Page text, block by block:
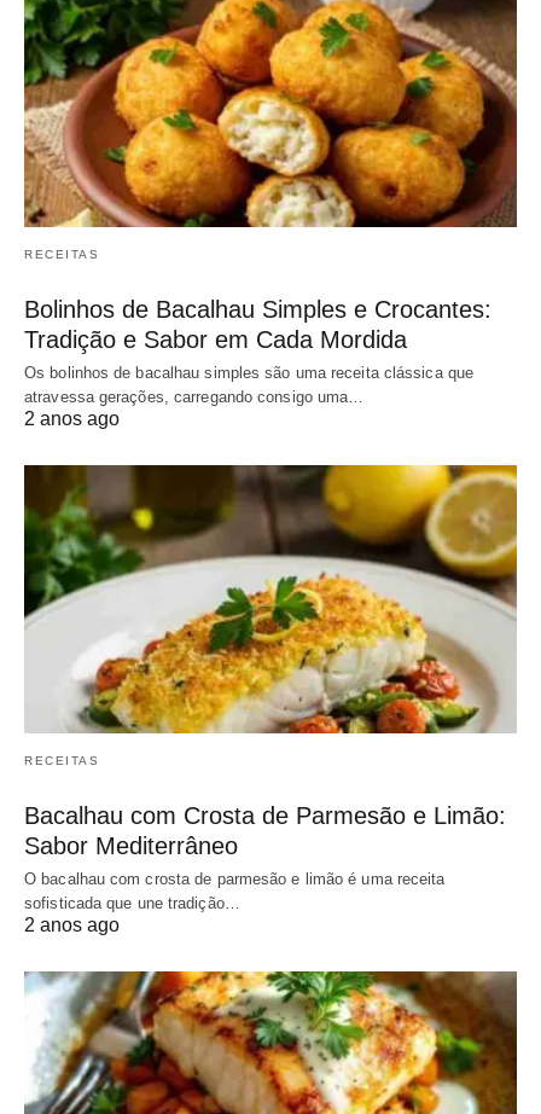
RECEITAS
Bolinhos de Bacalhau Simples e Crocantes:
Tradição e Sabor em Cada Mordida
Os bolinhos de bacalhau simples são uma receita clássica que
atravessa gerações, carregando consigo uma…
2 anos ago
RECEITAS
Bacalhau com Crosta de Parmesão e Limão:
Sabor Mediterrâneo
O bacalhau com crosta de parmesão e limão é uma receita
sofisticada que une tradição…
2 anos ago